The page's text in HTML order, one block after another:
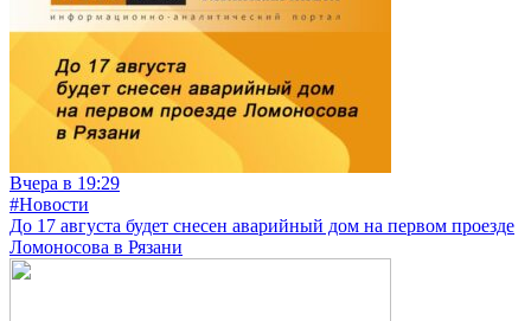
Вчера в 19:29
#Новости
До 17 августа будет снесен аварийный дом на первом проезде
Ломоносова в Рязани